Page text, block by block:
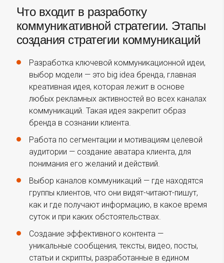
Что входит в разработку
коммуникативной стратегии. Этапы
создания стратегии коммуникаций
Разработка ключевой коммуникационной идеи,
выбор модели — это big idea бренда, главная
креативная идея, которая лежит в основе
любых рекламных активностей во всех каналах
коммуникаций. Такая идея закрепит образ
бренда в сознании клиента.
Работа по сегментации и мотивациям целевой
аудитории — создание аватара клиента, для
понимания его желаний и действий.
Выбор каналов коммуникаций — где находятся
группы клиентов, что они видят-читают-пишут,
как и где получают информацию, в какое время
суток и при каких обстоятельствах.
Создание эффективного контента —
уникальные сообщения, тексты, видео, посты,
статьи и скрипты, разработанные в едином